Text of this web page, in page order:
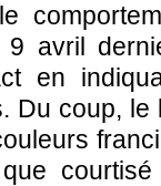
avril
en
Du coup,